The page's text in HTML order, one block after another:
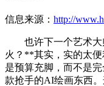
信息来源： http://
也许下一个艺术大
火？**其实，实的太
是预算充脚，而不是
款抢手的AI绘画东西